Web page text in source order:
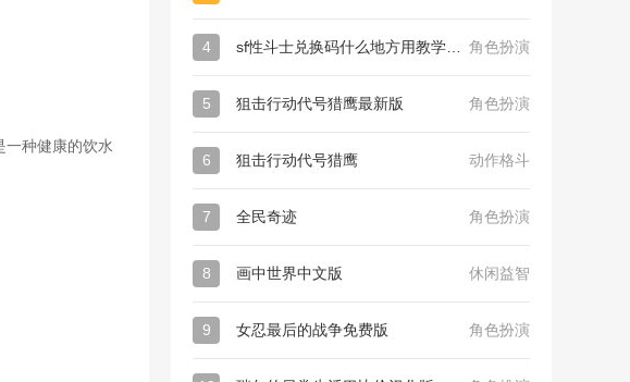
一种健康的饮水
4 角色扮演
5 狙击行动代号猎鹰最新版 角色扮演
6 狙击行动代号猎鹰 动作格斗
7 全民奇迹 角色扮演
8 画中世界中文版 休闲益智
9 女忍最后的战争免费版 角色扮演